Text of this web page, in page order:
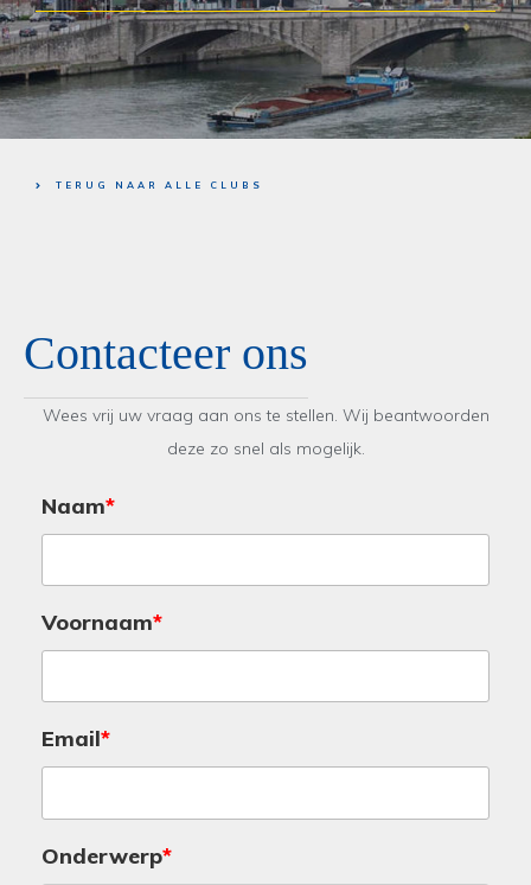
TERUG NAAR ALLE CLUBS
Contacteer ons
Wees vrij uw vraag aan ons te stellen. Wij beantwoorden
deze zo snel als mogelijk.
Naam
Voornaam
Email
Onderwerp